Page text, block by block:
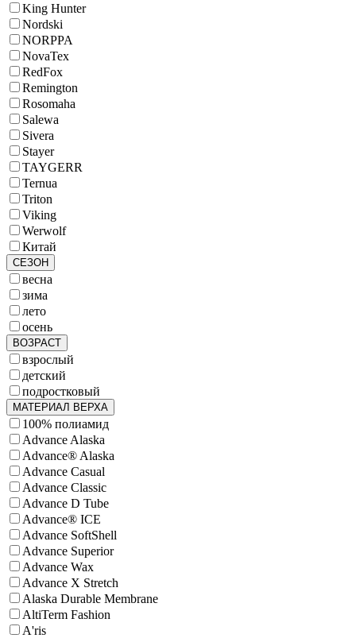
King Hunter
Nordski
NORPPA
NovaTex
RedFox
Remington
Rosomaha
Salewa
Sivera
Stayer
TAYGERR
Ternua
Triton
Viking
Werwolf
Китай
СЕЗОН
весна
зима
лето
осень
ВОЗРАСТ
взрослый
детский
подростковый
МАТЕРИАЛ ВЕРХА
100% полиамид
Advance Alaska
Advance® Alaska
Advance Casual
Advance Classic
Advance D Tube
Advance® ICE
Advance SoftShell
Advance Superior
Advance Wax
Advance X Stretch
Alaska Durable Membrane
AltiTerm Fashion
A'ris